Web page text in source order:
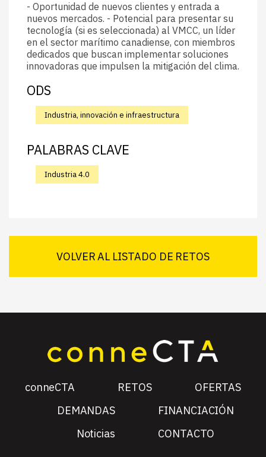
- Oportunidad de nuevos clientes y entrada a
nuevos mercados. - Potencial para presentar su
tecnología (si es seleccionada) al VMCC, un líder
en el sector marítimo canadiense, con miembros
dedicados que buscan implementar soluciones
innovadoras que impulsen la mitigación del clima.
ODS
Industria, innovación e infraestructura
PALABRAS CLAVE
Industria 4.0
VOLVER AL LISTADO DE RETOS
conneCTA RETOS
OFERTAS
DEMANDAS
FINANCIACIÓN
Noticias
CONTACTO